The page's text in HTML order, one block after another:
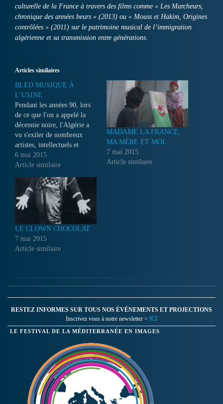
culturelle de la France à travers des films comme « Les Marcheurs,
chronique des années beurs » (2013) ou « Mouss et Hakim, Origines
contrôlées » (2011) sur le patrimoine musical de l’immigration
algérienne et sa transmission entre générations.
Articles similaires
BLED MUSIQUE À
L’USINE
Pendant les années 90, lors
de ce que l'on a appelé la
décennie noire, l'Algérie a
vu s'exiler de nombreux
artistes, intellectuels et
journalistes dont la vie était
en danger.
6 mai 2015
Article similaire
MADAME LA FRANCE,
MA MÈRE ET MOI…
7 mai 2015
Article similaire
LE CLOWN CHOCOLAT
7 mai 2015
Article similaire
RESTEZ INFORMES SUR TOUS NOS ÉVÉNEMENTS ET PROJECTIONS
Inscrivez vous à notre newsletter > ICI
LE FESTIVAL DE LA MÉDITERRANÉE EN IMAGES